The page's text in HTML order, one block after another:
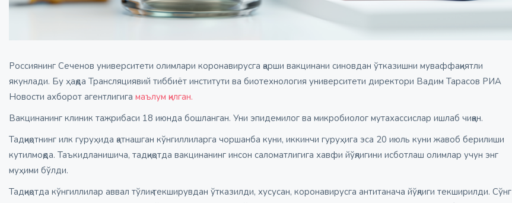
Россиянинг Сеченов университети олимлари коронавирусга қарши вакцинани синовдан ўтказишни муваффақиятли
якунлади. Бу ҳақда Трансляциявий тиббиёт институти ва биотехнология университети директори Вадим Тарасов РИА
Новости ахборот агентлигига маълум қилган.
Вакцинанинг клиник тажрибаси 18 июнда бошланган. Уни эпидемилог ва микробиолог мутахассислар ишлаб чиққан.
Тадқиқотнинг илк гуруҳида қатнашган кўнгиллиларга чоршанба куни, иккинчи гуруҳига эса 20 июль куни жавоб берилиши
кутилмоқда. Таъкидланишича, тадқиқотда вакцинанинг инсон саломатлигига хавфи йўқлигини исботлаш олимлар учун энг
муҳими бўлди.
Тадқиқотда кўнгиллилар аввал тўлиқ текширувдан ўтказилди, хусусан, коронавирусга антитанача йўқлиги текширилди. Сўнг